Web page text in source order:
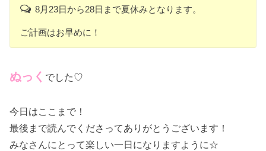
8月23日から28日まで夏休みとなります。
ご計画はお早めに！
ぬっく でした♡
今日はここまで！
最後まで読んでくださってありがとうございます！
みなさんにとって楽しい一日になりますように☆